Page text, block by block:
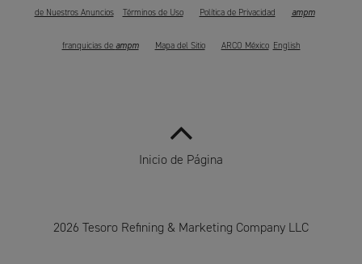
de Nuestros Anuncios Términos de Uso Política de Privacidad ampm
franquicias de ampm Mapa del Sitio ARCO México English
Inicio de Página
2026 Tesoro Refining & Marketing Company LLC